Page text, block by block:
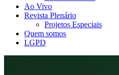
Ao Vivo
Revista Plenário
Projetos Especiais
Quem somos
LGPD